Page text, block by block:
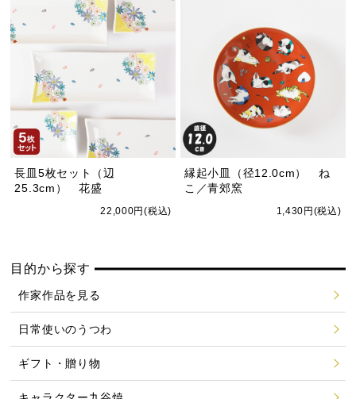
長皿5枚セット（辺
25.3cm） 花盛
22,000円(税込)
縁起小皿（径12.0cm） ね
こ／青郊窯
1,430円(税込)
目的から探す
作家作品を見る
日常使いのうつわ
ギフト・贈り物